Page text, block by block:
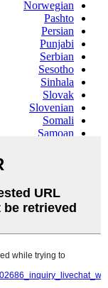
Norwegian
Pashto
Persian
Punjabi
Serbian
Sesotho
Sinhala
Slovak
Slovenian
Somali
Samoan
Swahili
Tajik
Telugu
Ukrainian
Urdu